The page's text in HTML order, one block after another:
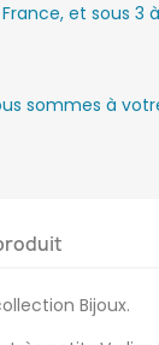
et sous 3
sommes à
Bijoux.